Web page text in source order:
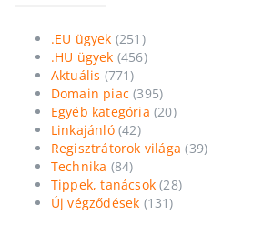
.EU ügyek (251)
.HU ügyek (456)
Aktuális (771)
Domain piac (395)
Egyéb kategória (20)
Linkajánló(42)
Regisztrátorok világa (39)
Technika (84)
Tippek, tanácsok (28)
Új végződések (131)